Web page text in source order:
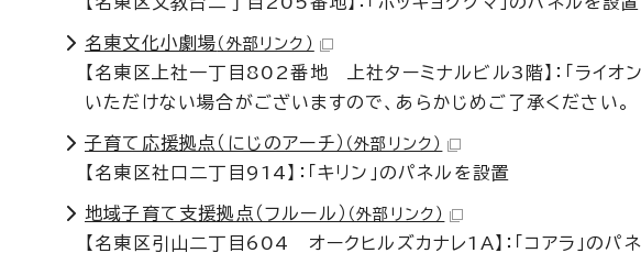
名東文化小劇場 （外部リンク）
【名東区上社一丁目802番地 上社ターミナルビル3階】：「ライオ
いただけない場合がございますので、あらかじめご了承ください。
子育て応援拠点（にじのアーチ） （外部リンク）
【名東区社口二丁目914】：「キリン」のパネルを設置
地域子育て支援拠点（フルール） （外部リンク）
【名東区引山二丁目604 オークヒルズカナレ1A】：「コアラ」のパ